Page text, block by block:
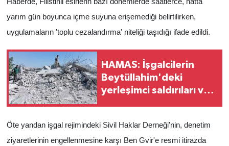
yarım gün boyunca içme suyuna erişemediği belirtilirken,
uygulamaların 'toplu cezalandırma' niteliği taşıdığı ifade edildi.
HAMAS: İşgalcilerin
Beytüllahim'deki
yerleşimci saldırıları ve
Öte yandan işgal rejimindeki Sivil Haklar Derneği'nin, denetim
ziyaretlerinin engellenmesine karşı Ben Gvir'e resmi itirazda